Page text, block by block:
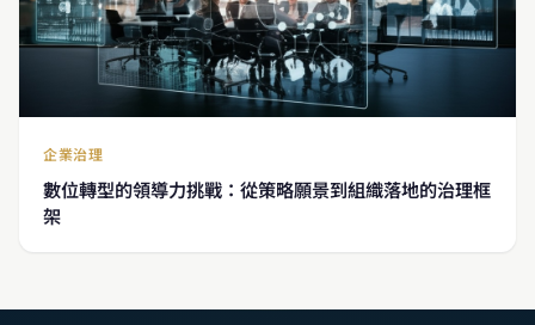
企業治理
數位轉型的領導力挑戰：從策略願景到組織落地的治理框
架